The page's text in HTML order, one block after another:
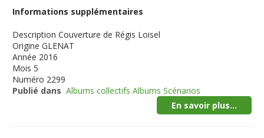
Informations supplémentaires
Description Couverture de Régis Loisel
Origine GLENAT
Année 2016
Mois 5
Numéro 2299
Publié dans Albums collectifs Albums Scénarios
En savoir plus...